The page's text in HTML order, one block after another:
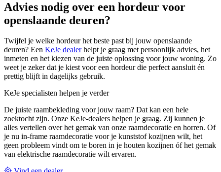
Advies nodig over een hordeur voor
openslaande deuren?
Twijfel je welke hordeur het beste past bij jouw openslaande
deuren? Een KeJe dealerhelpt je graag met persoonlijk advies, het
inmeten en het kiezen van de juiste oplossing voor jouw woning. Zo
weet je zeker dat je kiest voor een hordeur die perfect aansluit én
prettig blijft in dagelijks gebruik.
KeJe specialisten helpen je verder
De juiste raambekleding voor jouw raam? Dat kan een hele
zoektocht zijn. Onze KeJe-dealers helpen je graag. Zij kunnen je
alles vertellen over het gemak van onze raamdecoratie en horren. Of
je nu in-frame raamdecoratie voor je kunststof kozijnen wilt, het
geen probleem vindt om te boren in je houten kozijnen óf het gemak
van elektrische raamdecoratie wilt ervaren.